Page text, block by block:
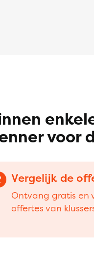
voor
Vergelijk de
Ontvang gratis en
offertes van